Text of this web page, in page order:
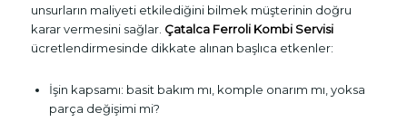
unsurların maliyeti etkilediğini bilmek müşterinin doğru
karar vermesini sağlar. Çatalca Ferroli Kombi Servisi
ücretlendirmesinde dikkate alınan başlıca etkenler:
İşin kapsamı: basit bakım mı, komple onarım mı, yoksa
parça değişimi mi?